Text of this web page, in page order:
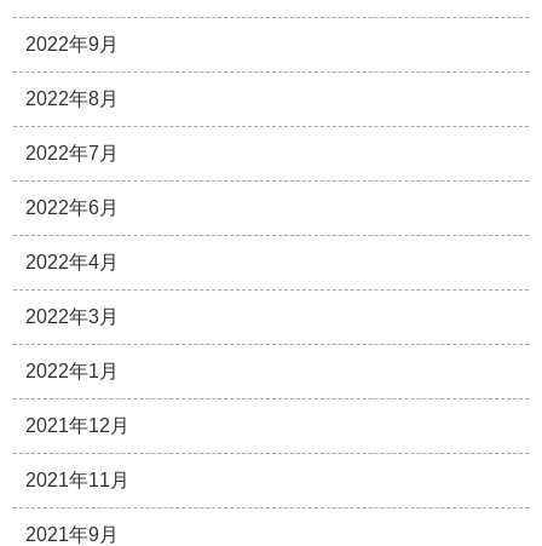
2022年9月
2022年8月
2022年7月
2022年6月
2022年4月
2022年3月
2022年1月
2021年12月
2021年11月
2021年9月